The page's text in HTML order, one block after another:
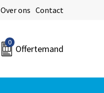
Over ons Contact
0
Offertemand